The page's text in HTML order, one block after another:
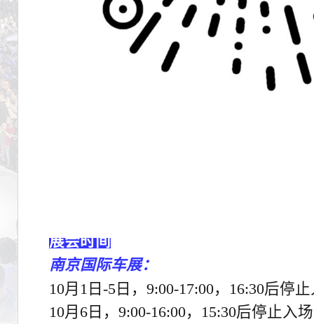
展会时间
南京国际车展：
10月1日-5日，9:00-17:00，16:30后停
10月6日，9:00-16:00，15:30后停止入